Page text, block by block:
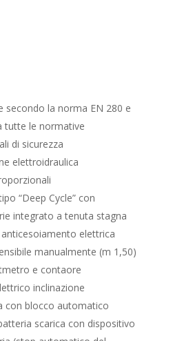
secondo la norma EN 280 e
tutte le normative
di sicurezza
elettroidraulica
“Deep Cycle” con
integrato a tenuta stagna
elettrica
manualmente (m 1,50)
e contaore
inclinazione
con blocco automatico
scarica con dispositivo